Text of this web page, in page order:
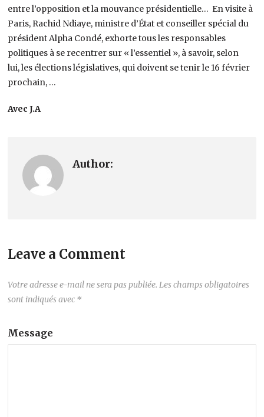
entre l’opposition et la mouvance présidentielle… En visite à
Paris, Rachid Ndiaye, ministre d’État et conseiller spécial du
président Alpha Condé, exhorte tous les responsables
politiques à se recentrer sur « l’essentiel », à savoir, selon
lui, les élections législatives, qui doivent se tenir le 16 février
prochain, …
Avec J.A
Author:
Leave a Comment
Votre adresse e-mail ne sera pas publiée. Les champs obligatoires
sont indiqués avec *
Message